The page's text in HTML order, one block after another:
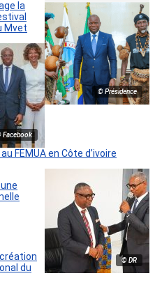
© Présidence
la
Mvet
Facebook
FEMUA en Côte d’ivoire
© DR
du